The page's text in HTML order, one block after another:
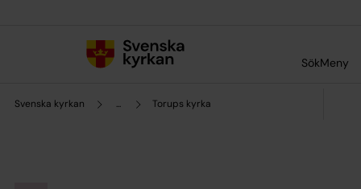
SökMeny
Svenska kyrkan ... Torups kyrka